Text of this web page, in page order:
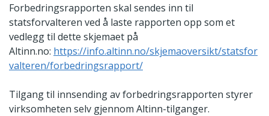
Forbedringsrapporten skal sendes inn til
statsforvalteren ved å laste rapporten opp som et
vedlegg til dette skjemaet på
Altinn.no: https://info.altinn.no/skjemaoversikt/statsfor
valteren/forbedringsrapport/
Tilgang til innsending av forbedringsrapporten styrer
virksomheten selv gjennom Altinn-tilganger.